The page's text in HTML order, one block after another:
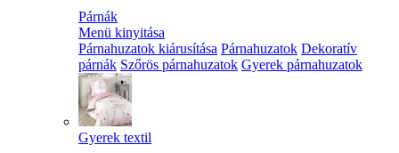
Párnák
Menü kinyitása
Párnahuzatok kiárusítása Párnahuzatok Dekoratív
párnák Szőrös párnahuzatok Gyerek párnahuzatok
Gyerek textil